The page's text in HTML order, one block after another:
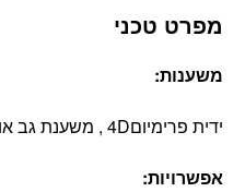
מפרט טכני
משענות:
ידית פרימיום4D , משענת גב אופנתית מחומר נושם
אפשרויות: